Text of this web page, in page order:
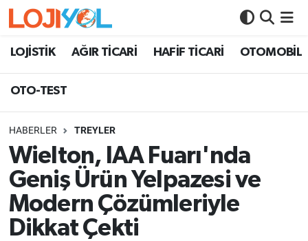
LOJİSTİK AĞIR TİCARİ HAFİF TİCARİ OTOMOBİL
OTO-TEST
HABERLER TREYLER
Wielton, IAA Fuarı'nda
Geniş Ürün Yelpazesi ve
Modern Çözümleriyle
Dikkat Çekti
OTO-TEST